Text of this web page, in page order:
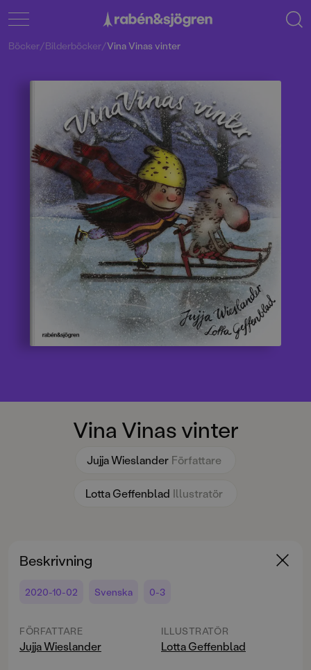
Vina Vinas vinter
Jujja Wieslander Författare
Lotta Geffenblad Illustratör
Böcker/Bilderböcker/Vina Vinas vinter
Beskrivning
2020-10-02 Svenska 0-3
FÖRFATTARE
Jujja Wieslander
ILLUSTRATÖR
Lotta Geffenblad